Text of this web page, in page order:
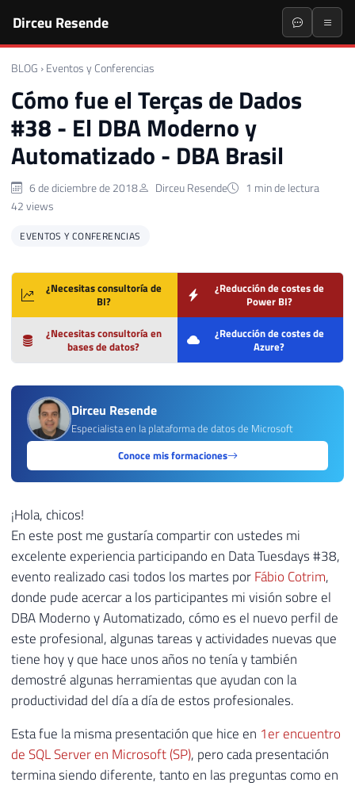
Dirceu Resende
BLOG › Eventos y Conferencias
Cómo fue el Terças de Dados
#38 - El DBA Moderno y
Automatizado - DBA Brasil
6 de diciembre de 2018 Dirceu Resende
1 min de lectura
42 views
EVENTOS Y CONFERENCIAS
¿Necesitas consultoría de
BI?
¿Reducción de costes de
Power BI?
¿Necesitas consultoría en
bases de datos?
¿Reducción de costes de
Azure?
Dirceu Resende
Especialista en la plataforma de datos de Microsoft
Conoce mis formaciones
¡Hola, chicos!
En este post me gustaría compartir con ustedes mi
excelente experiencia participando en Data Tuesdays #38,
evento realizado casi todos los martes porFábio Cotrim,
donde pude acercar a los participantes mi visión sobre el
DBA Moderno y Automatizado, cómo es el nuevo perfil de
este profesional, algunas tareas y actividades nuevas que
tiene hoy y que hace unos años no tenía y también
demostré algunas herramientas que ayudan con la
productividad del día a día de estos profesionales.
Esta fue la misma presentación que hice en 1er encuentro
de SQL Server en Microsoft (SP), pero cada presentación
termina siendo diferente, tanto en las preguntas como en